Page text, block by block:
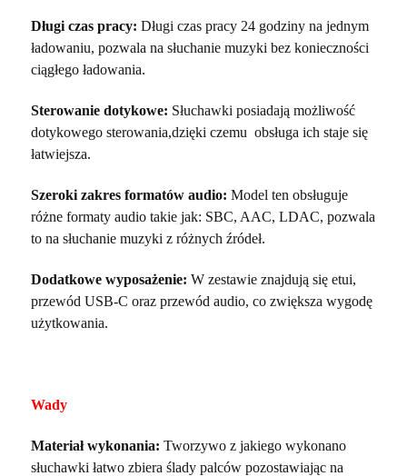
Długi czas pracy: Długi czas pracy 24 godziny na jednym
ładowaniu, pozwala na słuchanie muzyki bez konieczności
ciągłego ładowania.
Sterowanie dotykowe: Słuchawki posiadają możliwość
dotykowego sterowania,dzięki czemu obsługa ich staje się
łatwiejsza.
Szeroki zakres formatów audio: Model ten obsługuje
różne formaty audio takie jak: SBC, AAC, LDAC, pozwala
to na słuchanie muzyki z różnych źródeł.
Dodatkowe wyposażenie: W zestawie znajdują się etui,
przewód USB-C oraz przewód audio, co zwiększa wygodę
użytkowania.
Wady
Materiał wykonania: Tworzywo z jakiego wykonano
słuchawki łatwo zbiera ślady palców pozostawiając na